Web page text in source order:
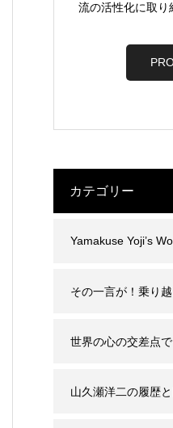
流の活性化に取り
カテゴリー
Yamakuse Yoji’s
その一言が！乗り
世界の心の交差点
と誤解の背景〜
山久瀬洋二の履歴